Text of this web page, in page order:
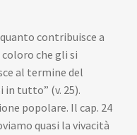
contribuisce a
che gli si
al termine del
in tutto” (v. 25).
popolare. Il cap. 24
quasi la vivacità